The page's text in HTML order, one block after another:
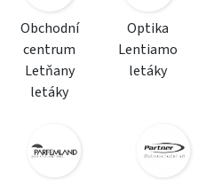
Obchodní
centrum
Letňany
letáky
Optika
Lentiamo
letáky